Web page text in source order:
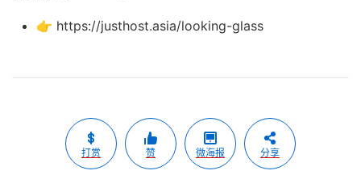
👉 https://justhost.asia/looking-glass
打赏 赞 微海报 分享